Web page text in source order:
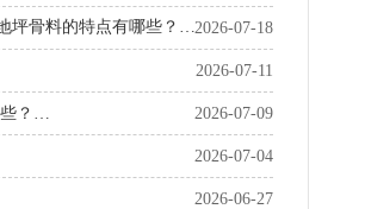
坪骨料的特点有哪些？…2026-07-18
2026-07-11
2026-07-09
些？…
2026-07-04
2026-06-27